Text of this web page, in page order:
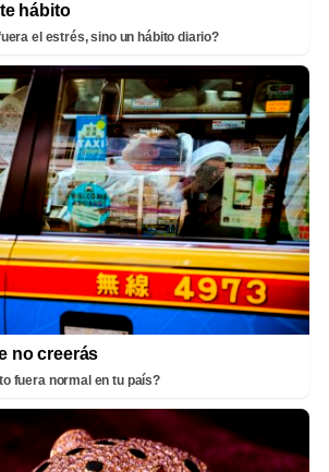
hábito
el estrés, sino un hábito diario?
no creerás
fuera normal en tu país?